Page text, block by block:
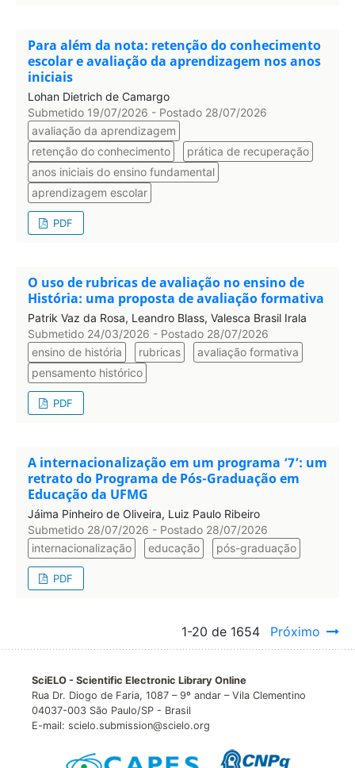
Para além da nota: retenção do conhecimento
escolar e avaliação da aprendizagem nos anos
iniciais
Lohan Dietrich de Camargo
Submetido 19/07/2026 - Postado 28/07/2026
avaliação da aprendizagem
retenção do conhecimento
prática de recuperação
anos iniciais do ensino fundamental
aprendizagem escolar
PDF
O uso de rubricas de avaliação no ensino de
História: uma proposta de avaliação formativa
Patrik Vaz da Rosa, Leandro Blass, Valesca Brasil Irala
Submetido 24/03/2026 - Postado 28/07/2026
ensino de história
rubricas
avaliação formativa
pensamento histórico
PDF
A internacionalização em um programa ‘7’: um
retrato do Programa de Pós-Graduação em
Educação da UFMG
Jáima Pinheiro de Oliveira, Luiz Paulo Ribeiro
Submetido 28/07/2026 - Postado 28/07/2026
internacionalização
educação pós-graduação
PDF
1-20 de 1654 Próximo
SciELO - Scientific Electronic Library Online
Rua Dr. Diogo de Faria, 1087 – 9º andar – Vila Clementino
04037-003 São Paulo/SP - Brasil
E-mail: scielo.submission@scielo.org